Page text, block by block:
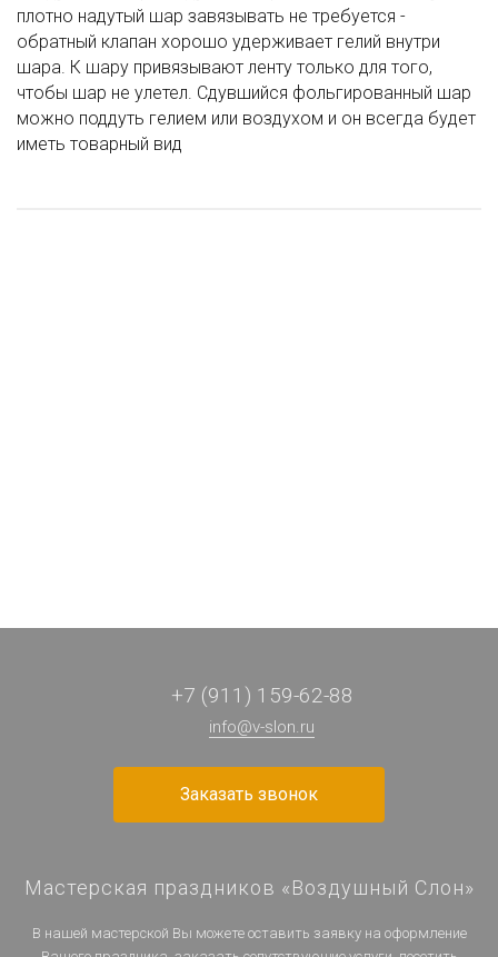
плотно надутый шар завязывать не требуется -
обратный клапан хорошо удерживает гелий внутри
шара. К шару привязывают ленту только для того,
чтобы шар не улетел. Сдувшийся фольгированный шар
можно поддуть гелием или воздухом и он всегда будет
иметь товарный вид
+7 (911) 159-62-88
info@v-slon.ru
Заказать звонок
Мастерская праздников «Воздушный Слон»
В нашей мастерской Вы можете оставить заявку на оформление